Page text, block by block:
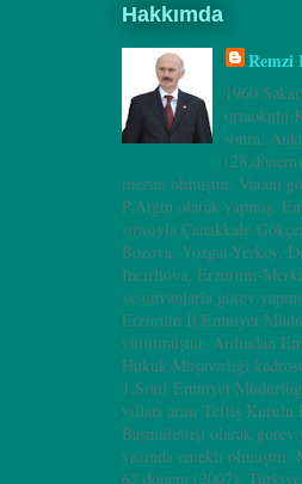
Hakkımda
Remzi
1960
ortaokulu
sonra,
mezun olmuştur. Vatani
P.Atgm olarak yapmış.
sırasıyla Çanakkale-
Bozova, Yozgat-Yerköy,
İncirliova, Erzurum-
ve unvanlarla görev
Erzurum İl Emniyet
yürütmüştür. Ardından
Hukuk Müşavirliği
1.Sınıf Emniyet
yılları arası Teftiş Kurulu
Başmüfettişi olarak görev
yazında emekli
62.dönem (2007),